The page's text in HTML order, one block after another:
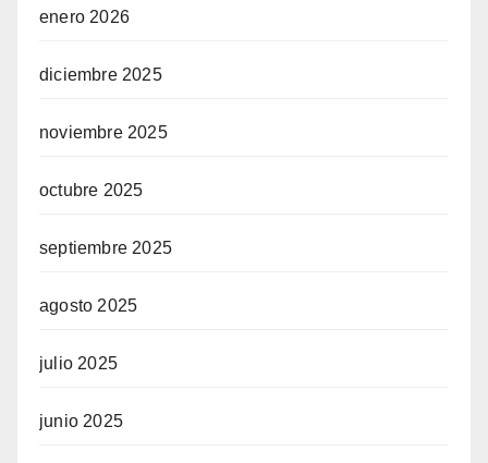
enero 2026
diciembre 2025
noviembre 2025
octubre 2025
septiembre 2025
agosto 2025
julio 2025
junio 2025